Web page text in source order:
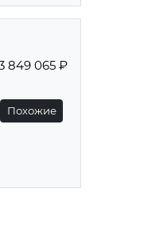
849 065 ₽
Похожие